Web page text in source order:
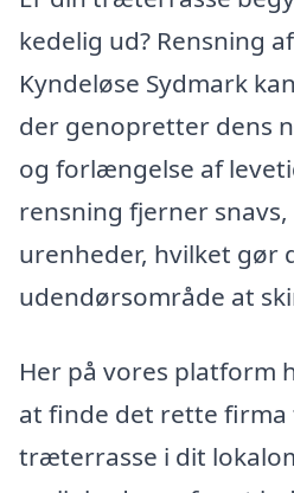
kedelig ud? Rensning
Kyndeløse Sydmark
der genopretter dens
og forlængelse af
rensning fjerner
urenheder, hvilket gør
udendørsområde at
Her på vores platform
at finde det rette firma
træterrasse i dit